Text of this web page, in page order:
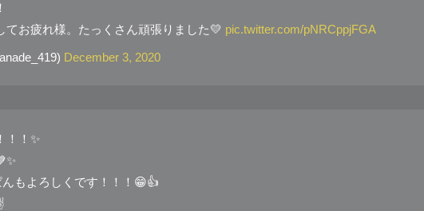
お疲れ様。たっくさん頑張りました💛 pic.twitter.com/pNRCppjFGA
December 3, 2020
！！✨
もよろしくです！！！😁👍